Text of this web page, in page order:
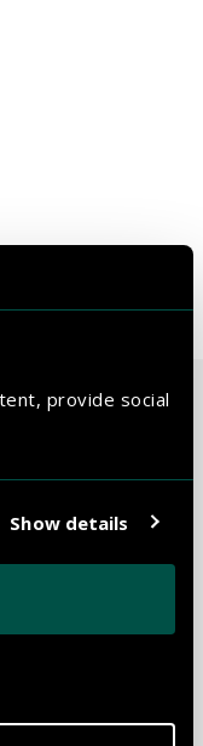
provide social
Show details